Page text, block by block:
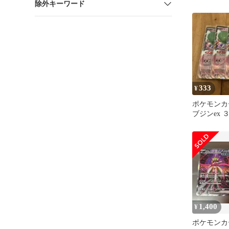
除外キーワード
¥333
ポケモン
ブジンex
¥ 1,400
ポケモン